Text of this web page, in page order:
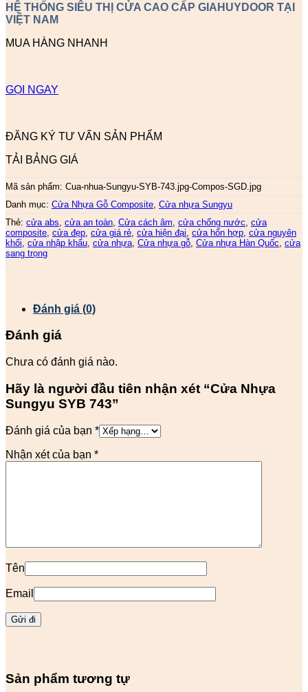
HỆ THỐNG SIÊU THỊ CỬA CAO CẤP GIAHUYDOOR TẠI
VIỆT NAM
MUA HÀNG NHANH
GỌI NGAY
ĐĂNG KÝ TƯ VẤN SẢN PHẨM
TẢI BẢNG GIÁ
Mã sản phẩm: Cua-nhua-Sungyu-SYB-743.jpg-Compos-SGD.jpg
Danh mục: Cửa Nhựa Gỗ Composite Cửa nhựa Sungyu
Thẻ: cửa abs cửa an toàn Cửa cách âm cửa chống nước cửa
composite cửa đẹp cửa giá rẻ cửa hiện đại cửa hổn hợp cửa nguyên
khối cửa nhập khẩu cửa nhựa Cửa nhựa gỗ Cửa nhựa Hàn Quốc cửa
sang trọng
Đánh giá (0)
Đánh giá
Chưa có đánh giá nào.
Hãy là người đầu tiên nhận xét “Cửa Nhựa
Sungyu SYB 743”
Đánh giá của bạn *
Nhận xét của bạn *
Tên
Email
Sản phẩm tương tự